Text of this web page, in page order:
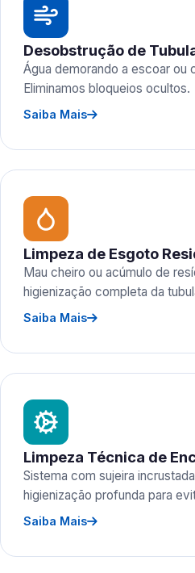
Desobstrução de
Água demorando a escoar ou
Eliminamos bloqueios ocultos.
Saiba Mais
Limpeza de Esgoto
Mau cheiro ou acúmulo de
higienização completa da
Saiba Mais
Limpeza Técnica de
Sistema com sujeira
higienização profunda para
Saiba Mais